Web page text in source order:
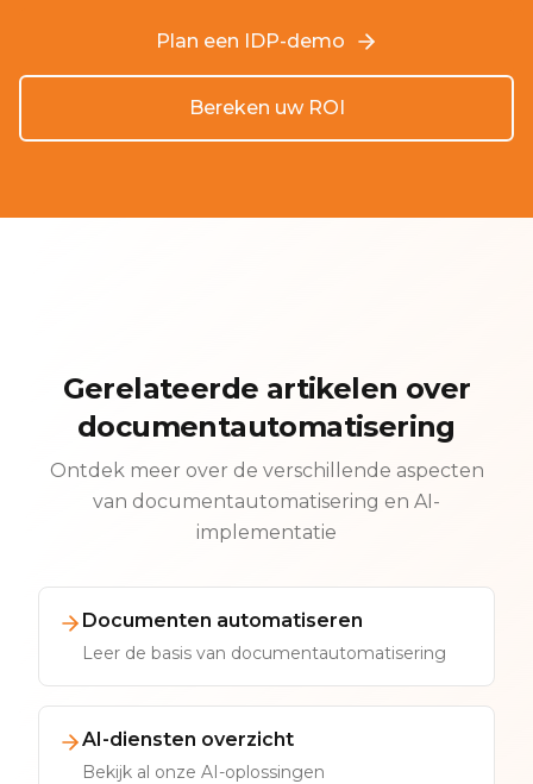
Plan een IDP-demo
Bereken uw ROI
Gerelateerde artikelen over
documentautomatisering
Ontdek meer over de verschillende aspecten
van documentautomatisering en AI-
implementatie
Documenten automatiseren
Leer de basis van documentautomatisering
AI-diensten overzicht
Bekijk al onze AI-oplossingen